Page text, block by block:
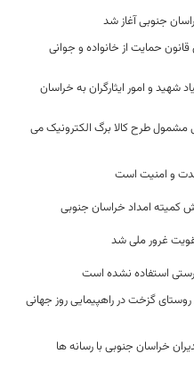
حمایت از خانواده و جوانی
شهید و امور ایثارگران به خراسان
جنوبی مشمول طرح کالا برگ الکترونیک می
و امنیت است
غرور ملی شد
استفاده نشده است
گزخت در راهپیمایی روز جهانی
خراسان جنوبی با رسانه ها